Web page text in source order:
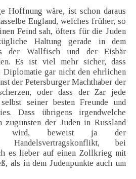
Hoffnung wäre, ist schon daraus
England, welches früher, so
Feind sah, öfters für die Juden
Haltung gerade in dem
der Wallfisch und der Eisbär
Es ist viel mehr sicher, dass
Diplomatie gar nicht den ehrlichen
der Petersburger Machthaber der
oder dass der Zar jede
seiner besten Freunde und
Dass übrigens irgendwelche
zugunsten der Juden in Russland
wird, beweist ja der
Handelsvertragskonflikt, bei
es lieber auf einen Zollkrieg mit
als in dem Judenpunkte auch um